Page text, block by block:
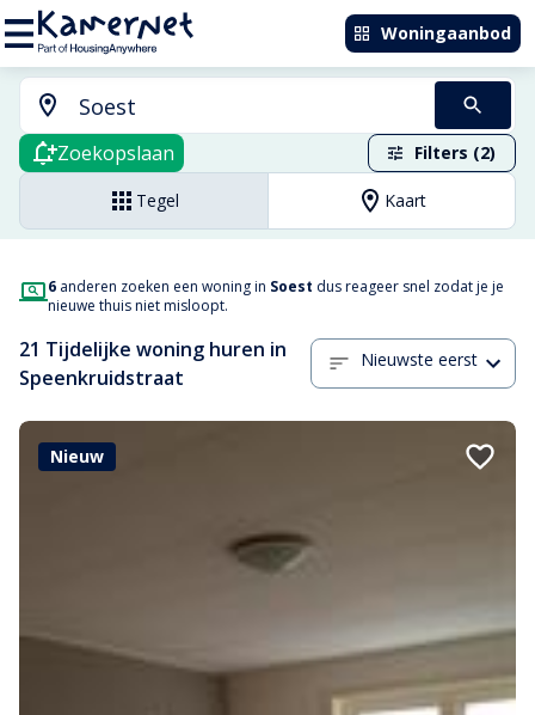
Woningaanbod
Zoekopslaan Filters (2)
Tegel Kaart
6 anderen zoeken een woning in Soest dus reageer snel zodat je je
nieuwe thuis niet misloopt.
21 Tijdelijke woning huren in
Speenkruidstraat
Nieuwste eerst
Nieuw